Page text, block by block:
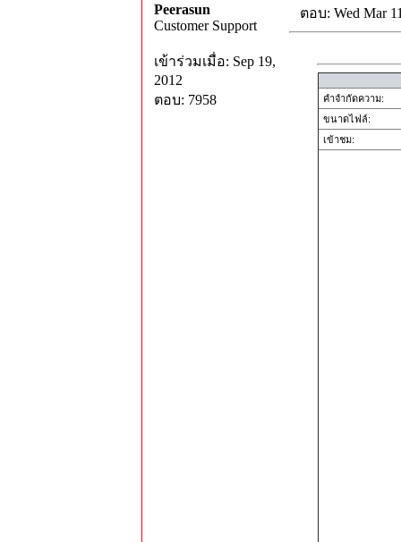
Peerasun
Customer Support
เข้าร่วมเมื่อ: Sep 19,
2012
ตอบ: 7958
ตอบ: Wed Mar
คำจำกัดความ:
ขนาดไฟล์:
เข้าชม: